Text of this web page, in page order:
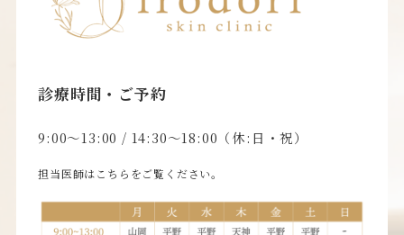
診療時間・ご予約
9:00〜13:00 / 14:30〜18:00（休:日・祝）
担当医師はこちらをご覧ください。